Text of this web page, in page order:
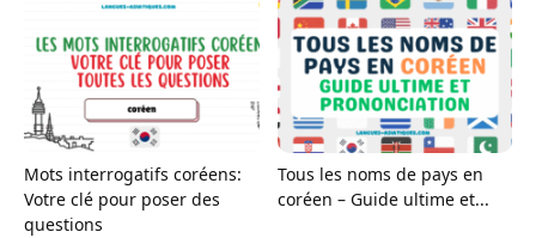
Mots interrogatifs coréens:
Votre clé pour poser des
questions
Tous les noms de pays en
coréen – Guide ultime et...